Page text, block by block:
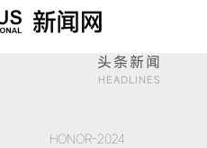
头条新闻
HEADLINES
HONOR-2024